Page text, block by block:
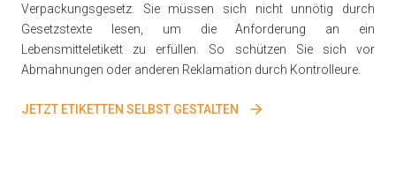
Verpackungsgesetz. Sie müssen sich nicht unnötig durch
Gesetzstexte lesen, um die Anforderung an ein
Lebensmitteletikett zu erfüllen. So schützen Sie sich vor
Abmahnungen oder anderen Reklamation durch Kontrolleure.
JETZT ETIKETTEN SELBST GESTALTEN